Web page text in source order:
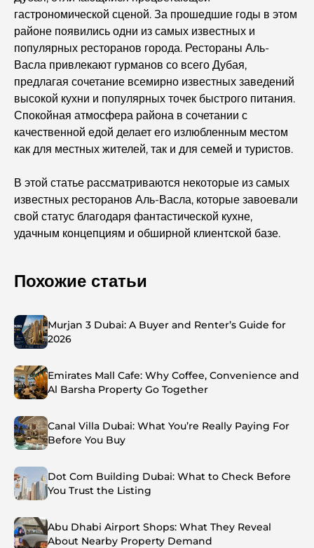
гастрономической сценой. За прошедшие годы в этом
районе появились одни из самых известных и
популярных ресторанов города. Рестораны Аль-
Васла привлекают гурманов со всего Дубая,
предлагая сочетание всемирно известных заведений
высокой кухни и популярных точек быстрого питания.
Спокойная атмосфера района в сочетании с
качественной едой делает его излюбленным местом
как для местных жителей, так и для семей и туристов.
В этой статье рассматриваются некоторые из самых
известных ресторанов Аль-Васла, которые завоевали
свой статус благодаря фантастической кухне,
удачным концепциям и обширной клиентской базе.
Похожие статьи
Murjan 3 Dubai: A Buyer and Renter’s Guide for
2026
Emirates Mall Cafe: Why Coffee, Convenience and
Al Barsha Property Go Together
Canal Villa Dubai: What You’re Really Paying For
Before You Buy
Dot Com Building Dubai: What to Check Before
You Trust the Listing
Abu Dhabi Airport Shops: What They Reveal
About Nearby Property Demand